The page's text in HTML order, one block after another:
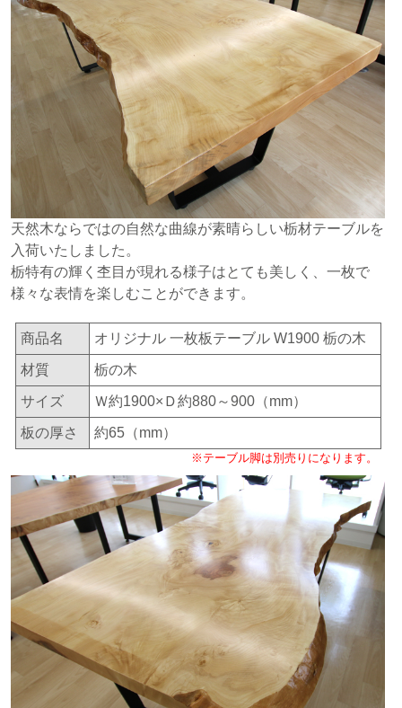
天然木ならではの自然な曲線が素晴らしい栃材テーブルを
入荷いたしました。
栃特有の輝く杢目が現れる様子はとても美しく、一枚で
様々な表情を楽しむことができます。
商品名 オリジナル 一枚板テーブル W1900 栃の木
材質 栃の木
サイズ Ｗ約1900×Ｄ約880～900（mm）
板の厚さ 約65（mm）
※テーブル脚は別売りになります。